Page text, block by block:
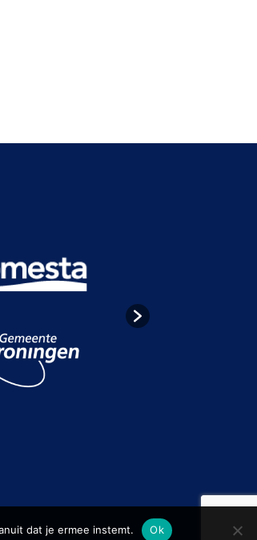
dat je ermee instemt. Ok